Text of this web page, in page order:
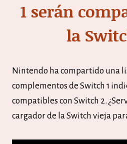
1 serán
la
Nintendo ha compartido una
complementos de Switch 1
compatibles con Switch 2.
cargador de la Switch vieja